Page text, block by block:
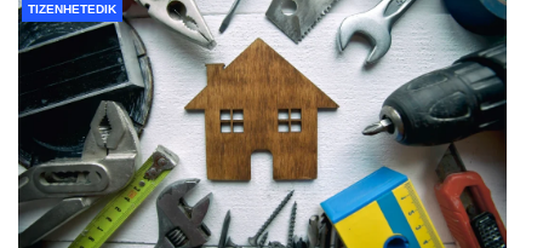
TIZENHETEDIK